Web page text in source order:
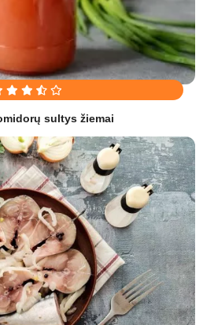
sultys žiemai